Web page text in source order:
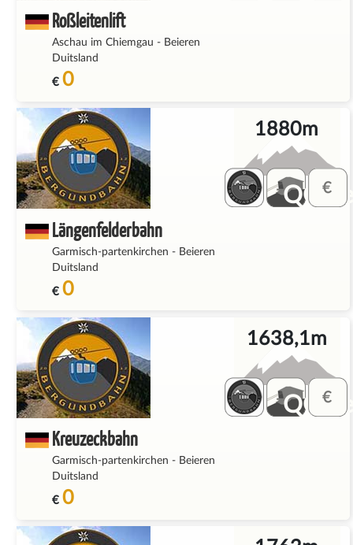
Roßleitenlift
Aschau im Chiemgau - Beieren
Duitsland
€ 0
Längenfelderbahn
Garmisch-partenkirchen - Beieren
Duitsland
€ 0
1880m
Kreuzeckbahn
Garmisch-partenkirchen - Beieren
Duitsland
€ 0
1638,1m